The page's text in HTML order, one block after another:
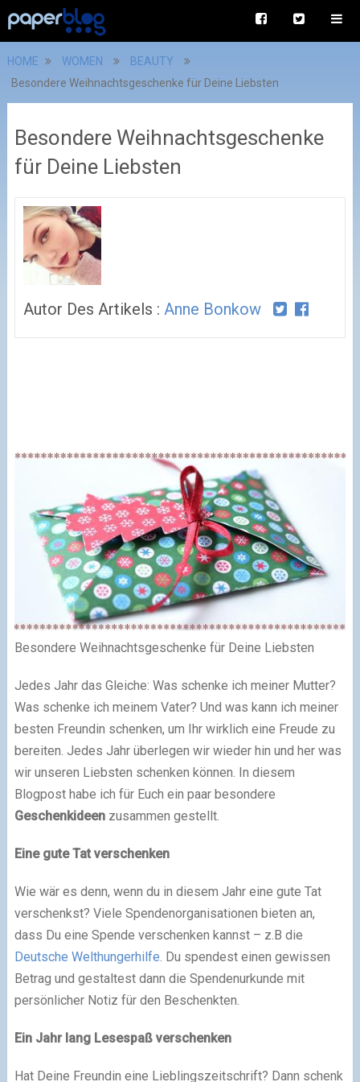
HOME WOMEN
BEAUTY
Besondere Weihnachtsgeschenke für Deine Liebsten
Besondere Weihnachtsgeschenke
für Deine Liebsten
Autor Des Artikels : Anne Bonkow
Besondere Weihnachtsgeschenke für Deine Liebsten
Jedes Jahr das Gleiche: Was schenke ich meiner Mutter?
Was schenke ich meinem Vater? Und was kann ich meiner
besten Freundin schenken, um Ihr wirklich eine Freude zu
bereiten. Jedes Jahr überlegen wir wieder hin und her was
wir unseren Liebsten schenken können. In diesem
Blogpost habe ich für Euch ein paar besondere
Geschenkideenzusammen gestellt.
Eine gute Tat verschenken
Wie wär es denn, wenn du in diesem Jahr eine gute Tat
verschenkst? Viele Spendenorganisationen bieten an,
dass Du eine Spende verschenken kannst – z.B die
Deutsche Welthungerhilfe. Du spendest einen gewissen
Betrag und gestaltest dann die Spendenurkunde mit
persönlicher Notiz für den Beschenkten.
Ein Jahr lang Lesespaß verschenken
Hat Deine Freundin eine Lieblingszeitschrift? Dann schenk